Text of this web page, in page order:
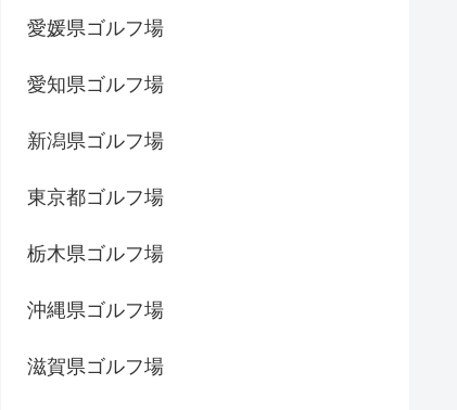
愛媛県ゴルフ場
愛知県ゴルフ場
新潟県ゴルフ場
東京都ゴルフ場
栃木県ゴルフ場
沖縄県ゴルフ場
滋賀県ゴルフ場